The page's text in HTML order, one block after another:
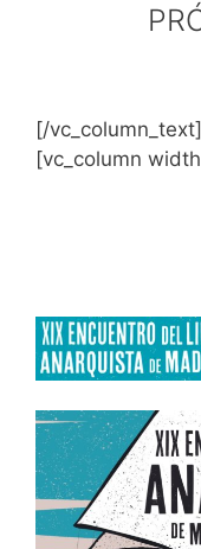
[/
[vc_column